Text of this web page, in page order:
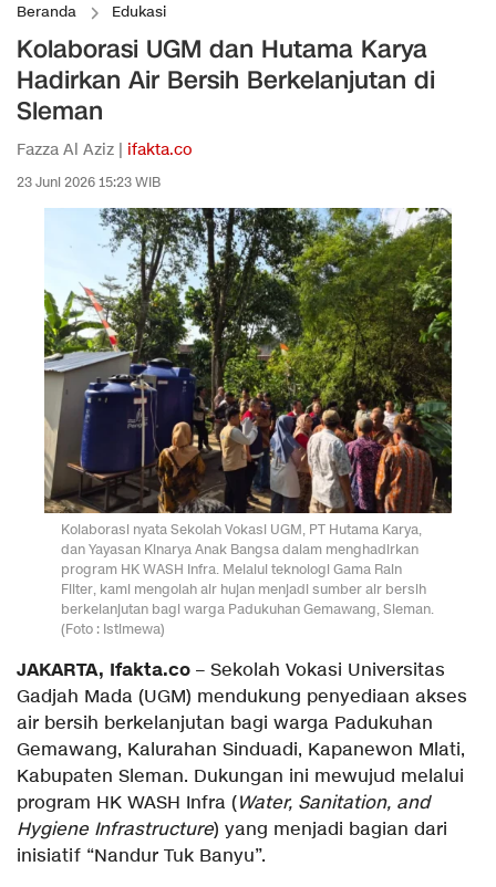
Beranda Edukasi
Kolaborasi UGM dan Hutama Karya
Hadirkan Air Bersih Berkelanjutan di
Sleman
Fazza Al Aziz | ifakta.co
23 Juni 2026 15:23 WIB
Kolaborasi nyata Sekolah Vokasi UGM, PT Hutama Karya,
dan Yayasan Kinarya Anak Bangsa dalam menghadirkan
program HK WASH Infra. Melalui teknologi Gama Rain
Filter, kami mengolah air hujan menjadi sumber air bersih
berkelanjutan bagi warga Padukuhan Gemawang, Sleman.
(Foto : Istimewa)
JAKARTA, Ifakta.co – Sekolah Vokasi Universitas
Gadjah Mada (UGM) mendukung penyediaan akses
air bersih berkelanjutan bagi warga Padukuhan
Gemawang, Kalurahan Sinduadi, Kapanewon Mlati,
Kabupaten Sleman. Dukungan ini mewujud melalui
program HK WASH Infra (Water, Sanitation, and
Hygiene Infrastructure) yang menjadi bagian dari
inisiatif “Nandur Tuk Banyu”.